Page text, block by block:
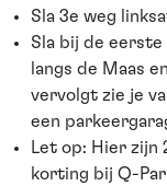
Sla 3e weg
Sla bij de
langs de Maas
vervolgt zie je
een
Let op: Hier zijn
korting bij Q-